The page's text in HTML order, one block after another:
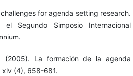
for agenda setting research.
el Segundo Simposio Internacional
(2005). La formación de la agenda
xlv (4), 658-681.